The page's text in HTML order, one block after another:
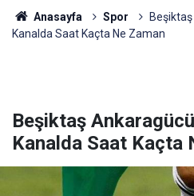
Anasayfa Spor
Kanalda Saat Kaçta Ne Zaman
Beşiktaş
Kanalda Saat Kaçta